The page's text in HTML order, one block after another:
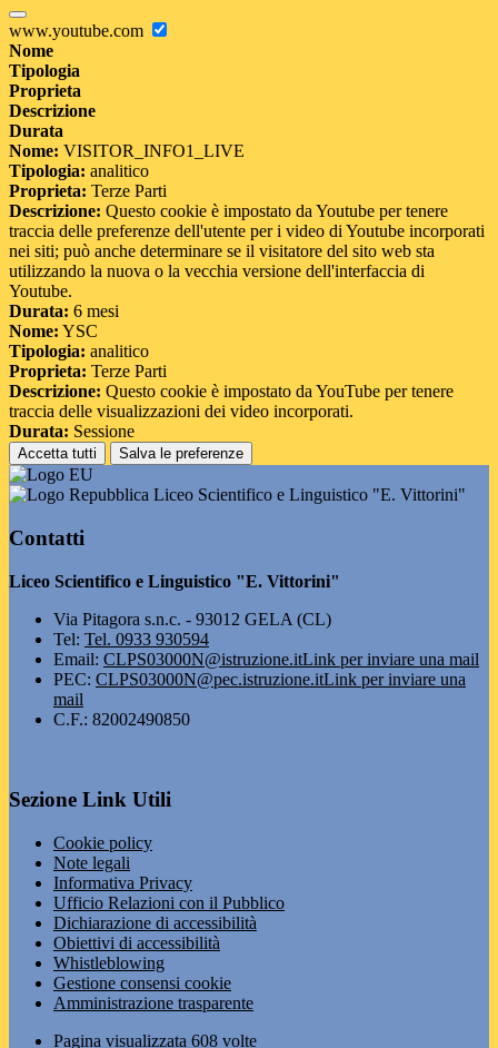
www.youtube.com
Nome
Tipologia
Proprieta
Descrizione
Durata
Nome: VISITOR_INFO1_LIVE
Tipologia: analitico
Proprieta: Terze Parti
Descrizione: Questo cookie è impostato da Youtube per tenere
traccia delle preferenze dell'utente per i video di Youtube incorporati
nei siti; può anche determinare se il visitatore del sito web sta
utilizzando la nuova o la vecchia versione dell'interfaccia di
Youtube.
Durata: 6 mesi
Nome: YSC
Tipologia: analitico
Proprieta: Terze Parti
Descrizione: Questo cookie è impostato da YouTube per tenere
traccia delle visualizzazioni dei video incorporati.
Durata: Sessione
Accetta tutti Salva le preferenze
Liceo Scientifico e Linguistico "E. Vittorini"
Contatti
Liceo Scientifico e Linguistico "E. Vittorini"
Via Pitagora s.n.c. - 93012 GELA (CL)
Tel: Tel. 0933 930594
Email: CLPS03000N@istruzione.itLink per inviare una mail
PEC: CLPS03000N@pec.istruzione.itLink per inviare una
mail
C.F.: 82002490850
Sezione Link Utili
Cookie policy
Note legali
Informativa Privacy
Ufficio Relazioni con il Pubblico
Dichiarazione di accessibilità
Obiettivi di accessibilità
Whistleblowing
Gestione consensi cookie
Amministrazione trasparente
Pagina visualizzata 608 volte